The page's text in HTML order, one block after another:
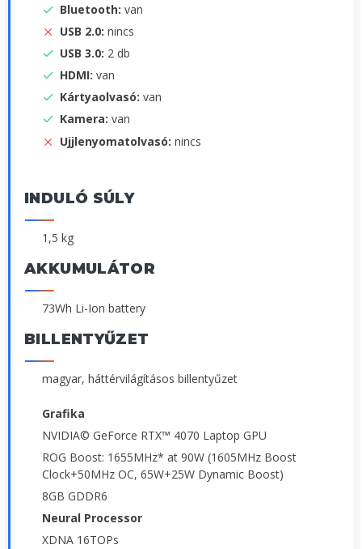
Bluetooth: van
USB 2.0: nincs
USB 3.0: 2 db
HDMI: van
Kártyaolvasó: van
Kamera: van
Ujjlenyomatolvasó: nincs
INDULÓ SÚLY
1,5 kg
AKKUMULÁTOR
73Wh Li-Ion battery
BILLENTYŰZET
magyar, háttérvilágításos billentyűzet
Grafika
NVIDIA© GeForce RTX™ 4070 Laptop GPU
ROG Boost: 1655MHz* at 90W (1605MHz Boost
Clock+50MHz OC, 65W+25W Dynamic Boost)
8GB GDDR6
Neural Processor
XDNA 16TOPs